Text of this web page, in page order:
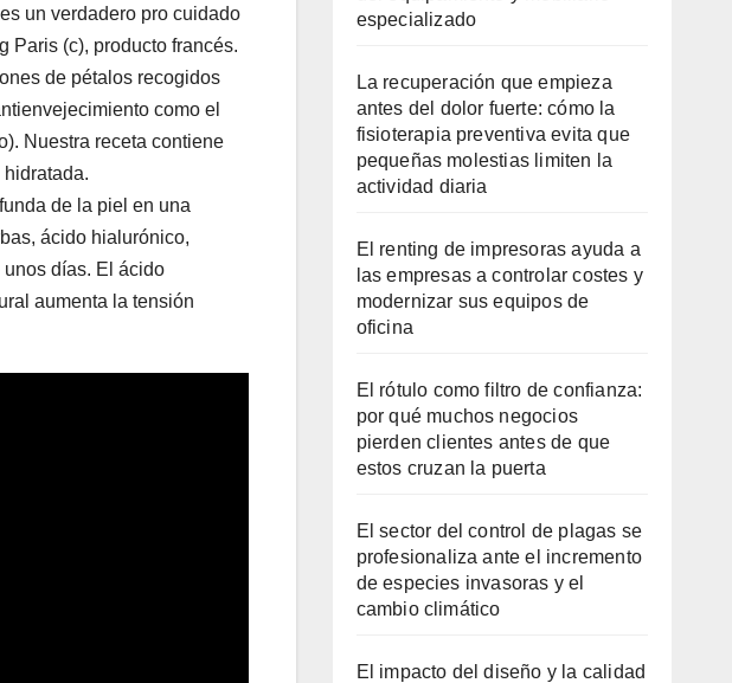
un verdadero pro cuidado
Paris (c), producto francés.
de pétalos recogidos
como el
Nuestra receta contiene
de la piel en una
ácido hialurónico,
días. El ácido
aumenta la tensión
especializado
La recuperación que empieza
antes del dolor fuerte: cómo la
fisioterapia preventiva evita que
pequeñas molestias limiten la
actividad diaria
El renting de impresoras ayuda a
las empresas a controlar costes y
modernizar sus equipos de
oficina
El rótulo como filtro de confianza:
por qué muchos negocios
pierden clientes antes de que
estos cruzan la puerta
El sector del control de plagas se
profesionaliza ante el incremento
de especies invasoras y el
cambio climático
El impacto del diseño y la calidad